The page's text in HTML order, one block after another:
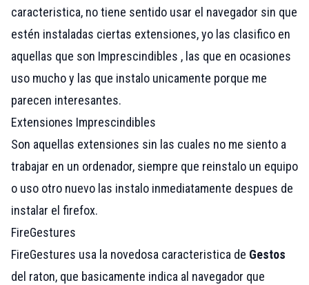
caracteristica, no tiene sentido usar el navegador sin que
estén instaladas ciertas extensiones, yo las clasifico en
aquellas que son Imprescindibles , las que en ocasiones
uso mucho y las que instalo unicamente porque me
parecen interesantes.
Extensiones Imprescindibles
Son aquellas extensiones sin las cuales no me siento a
trabajar en un ordenador, siempre que reinstalo un equipo
o uso otro nuevo las instalo inmediatamente despues de
instalar el firefox.
FireGestures
FireGestures usa la novedosa caracteristica de Gestos
del raton, que basicamente indica al navegador que